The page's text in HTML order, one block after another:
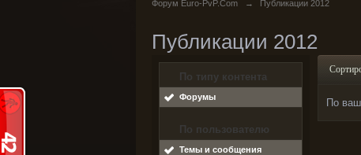
Форум Euro-PvP.Com → Публикации 2012
Публикации 2012
По типу контента
Форумы
По пользователю
Темы и сообщения
По